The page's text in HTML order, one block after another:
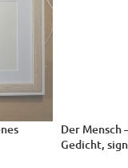
Der Mensch
Gedicht,